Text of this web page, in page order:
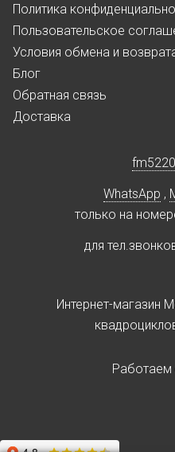
Политика
Пользовательское
Условия обмена и
Блог
Обратная связь
Доставка
fm5220
WhatsApp ,
только на
для
Интернет-магазин
Работаем